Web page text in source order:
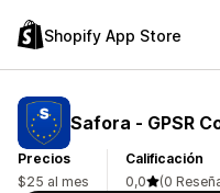
Shopify App Store
Safora ‑ GPSR
Precios
$25 al mes
Calificación
0,0
(0